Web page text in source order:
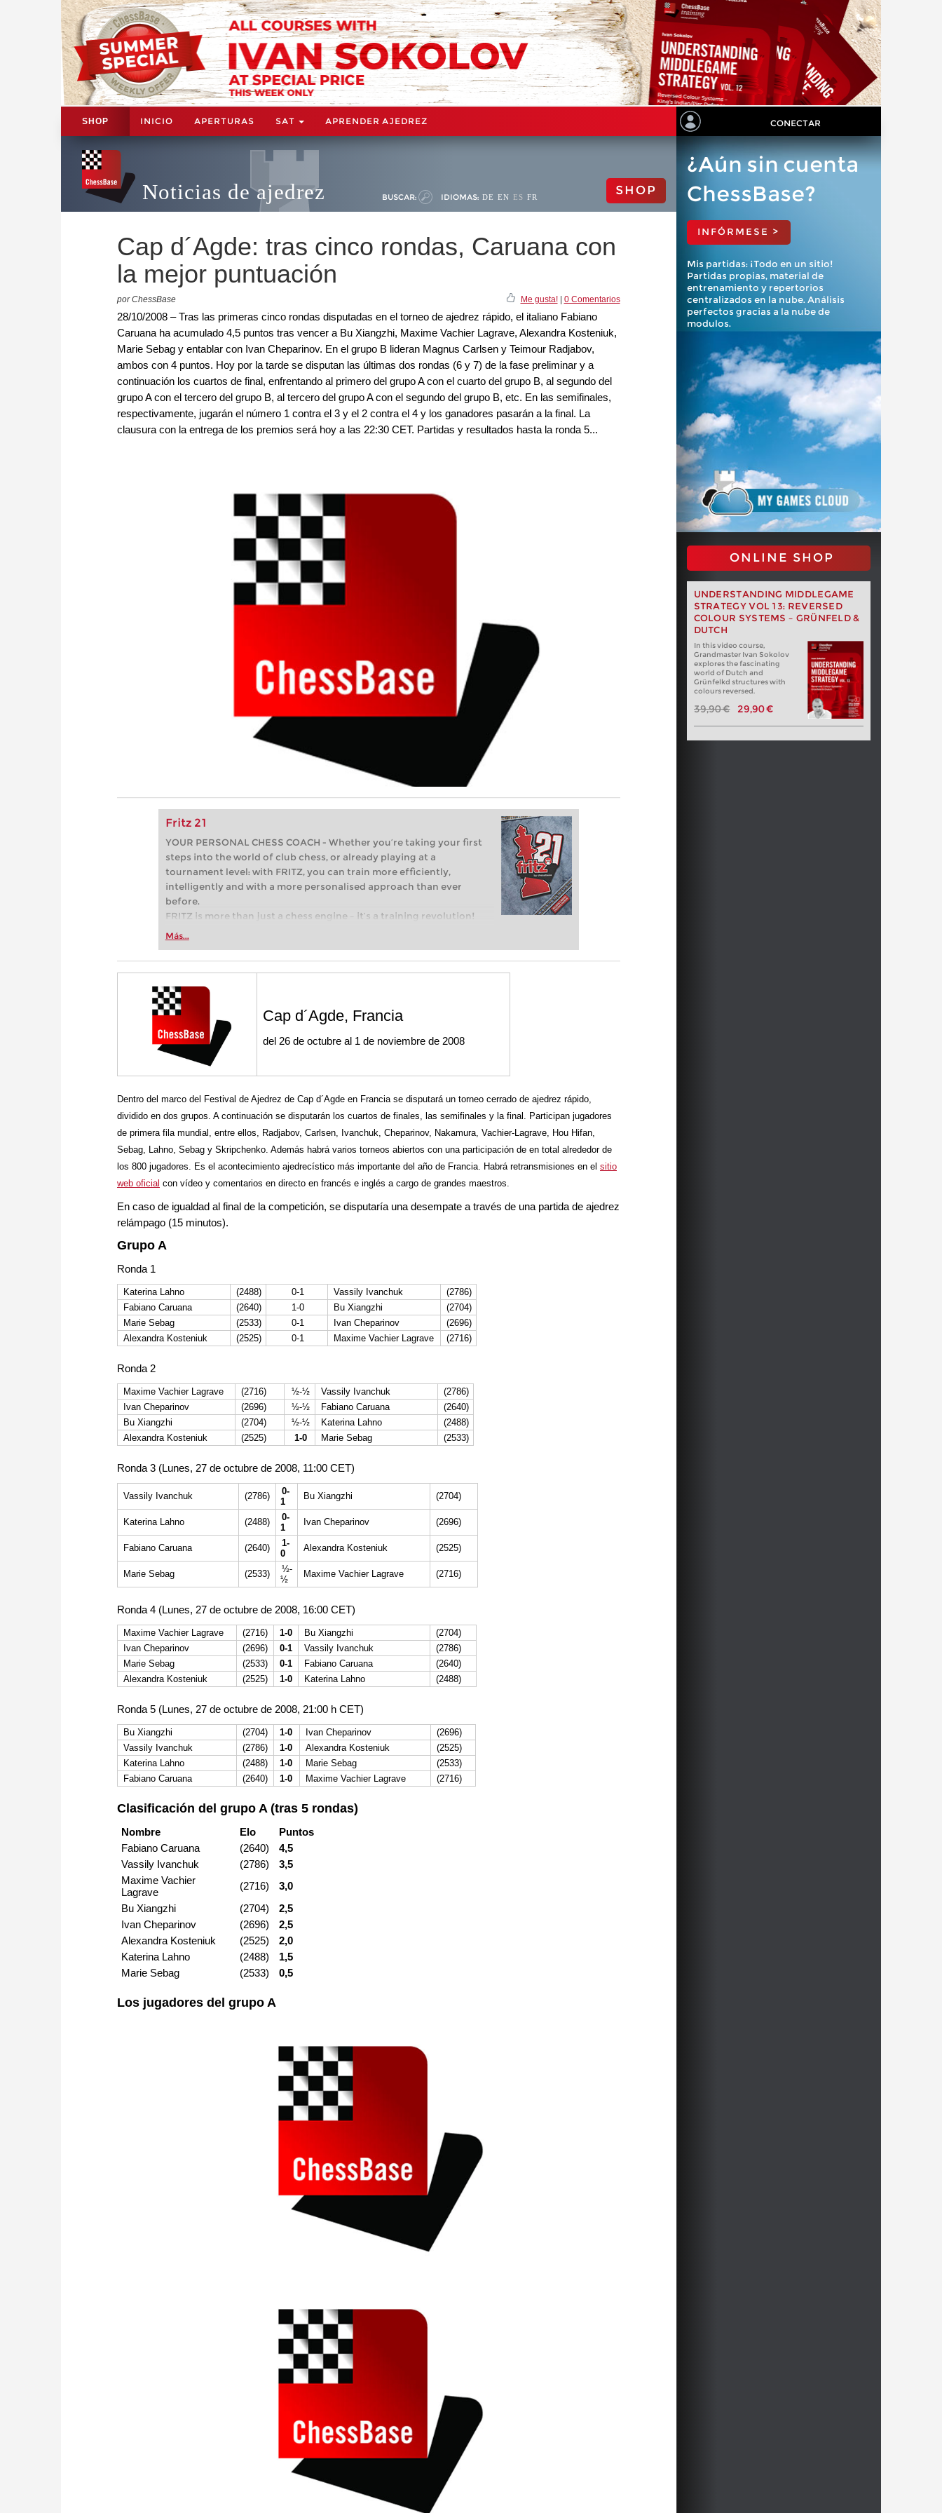
SHOP INICIO APERTURAS SAT APRENDER AJEDREZ CONECTAR
Noticias de ajedrez BUSCAR: IDIOMAS: DE EN ES FR SHOP
Cap d´Agde: tras cinco rondas, Caruana con
la mejor puntuación
por ChessBase Me gusta!| 0 Comentarios
28/10/2008 – Tras las primeras cinco rondas disputadas en el torneo de ajedrez rápido, el italiano Fabiano
Caruana ha acumulado 4,5 puntos tras vencer a Bu Xiangzhi, Maxime Vachier Lagrave, Alexandra Kosteniuk,
Marie Sebag y entablar con Ivan Cheparinov. En el grupo B lideran Magnus Carlsen y Teimour Radjabov,
ambos con 4 puntos. Hoy por la tarde se disputan las últimas dos rondas (6 y 7) de la fase preliminar y a
continuación los cuartos de final, enfrentando al primero del grupo A con el cuarto del grupo B, al segundo del
grupo A con el tercero del grupo B, al tercero del grupo A con el segundo del grupo B, etc. En las semifinales,
respectivamente, jugarán el número 1 contra el 3 y el 2 contra el 4 y los ganadores pasarán a la final. La
clausura con la entrega de los premios será hoy a las 22:30 CET. Partidas y resultados hasta la ronda 5...
Fritz 21
YOUR PERSONAL CHESS COACH - Whether you’re taking your first
steps into the world of club chess, or already playing at a
tournament level: with FRITZ, you can train more efficiently,
intelligently and with a more personalised approach than ever
before.
FRITZ is more than just a chess engine – it’s a training revolution!
Whether you’re taking your first steps into the world of club chess,
more efficiently, intelligently and with a more personalised
approach than ever before.
Más...
¿Aún sin cuenta
ChessBase?
INFÓRMESE >
Mis partidas: ¡Todo en un sitio!
Partidas propias, material de
entrenamiento y repertorios
centralizados en la nube. Análisis
perfectos gracias a la nube de
modulos.
ONLINE SHOP
UNDERSTANDING MIDDLEGAME
STRATEGY VOL 13: REVERSED
COLOUR SYSTEMS – GRÜNFELD &
DUTCH
In this video course,
Grandmaster Ivan Sokolov
explores the fascinating
world of Dutch and
Grünfelkd structures with
colours reversed.
39,90 € 29,90 €
Cap d´Agde, Francia
del 26 de octubre al 1 de noviembre de 2008
Dentro del marco del Festival de Ajedrez de Cap d´Agde en Francia se disputará un torneo cerrado de ajedrez rápido,
dividido en dos grupos. A continuación se disputarán los cuartos de finales, las semifinales y la final. Participan jugadores
de primera fila mundial, entre ellos, Radjabov, Carlsen, Ivanchuk, Cheparinov, Nakamura, Vachier-Lagrave, Hou Hifan,
Sebag, Lahno, Sebag y Skripchenko. Además habrá varios torneos abiertos con una participación de en total alrededor de
los 800 jugadores. Es el acontecimiento ajedrecístico más importante del año de Francia. Habrá retransmisiones en el sitio
web oficial con vídeo y comentarios en directo en francés e inglés a cargo de grandes maestros.
En caso de igualdad al final de la competición, se disputaría una desempate a través de una partida de ajedrez
relámpago (15 minutos).
Grupo A
Ronda 1
Katerina Lahno (2488) 0-1 Vassily Ivanchuk
(2786)
Fabiano Caruana
(2640) 1-0 Bu Xiangzhi
(2704)
Marie Sebag
(2533) 0-1 Ivan Cheparinov
(2696)
Alexandra Kosteniuk
(2525) 0-1 Maxime Vachier Lagrave (2716)
Ronda 2
Maxime Vachier Lagrave (2716) ½-½ Vassily Ivanchuk
(2786)
Ivan Cheparinov
(2696) ½-½ Fabiano Caruana
(2640)
Bu Xiangzhi
(2704) ½-½ Katerina Lahno
(2488)
Alexandra Kosteniuk
(2525) 1-0 Marie Sebag (2533)
Ronda 3 (Lunes, 27 de octubre de 2008, 11:00 CET)
Vassily Ivanchuk (2786)
0-
1
Bu Xiangzhi (2704)
Katerina Lahno (2488)
0-
1
Ivan Cheparinov (2696)
Fabiano Caruana (2640)
1-
0
Alexandra Kosteniuk (2525)
Marie Sebag (2533)
½-
½
Maxime Vachier Lagrave (2716)
Ronda 4 (Lunes, 27 de octubre de 2008, 16:00 CET)
Maxime Vachier Lagrave (2716) 1-0 Bu Xiangzhi
(2704)
Ivan Cheparinov
(2696) 0-1 Vassily Ivanchuk
(2786)
Marie Sebag
(2533) 0-1 Fabiano Caruana
(2640)
Alexandra Kosteniuk
(2525) 1-0 Katerina Lahno (2488)
Ronda 5 (Lunes, 27 de octubre de 2008, 21:00 h CET)
Bu Xiangzhi (2704) 1-0 Ivan Cheparinov
(2696)
Vassily Ivanchuk
(2786) 1-0 Alexandra Kosteniuk
(2525)
Katerina Lahno
(2488) 1-0 Marie Sebag
(2533)
Fabiano Caruana
(2640) 1-0 Maxime Vachier Lagrave (2716)
Clasificación del grupo A (tras 5 rondas)
Nombre Elo
Puntos
Fabiano Caruana
(2640)
4,5
Vassily Ivanchuk
(2786)
3,5
Maxime Vachier
Lagrave
(2716)
3,0
Bu Xiangzhi
(2704)
2,5
Ivan Cheparinov
(2696)
2,5
Alexandra Kosteniuk
(2525)
2,0
Katerina Lahno
(2488)
1,5
Marie Sebag
(2533) 0,5
Los jugadores del grupo A